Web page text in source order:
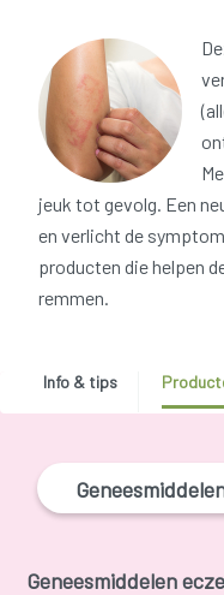
jeuk tot gevolg. Een
en verlicht de
producten die helpen
remmen.
Info & tips
Geneesmiddelen